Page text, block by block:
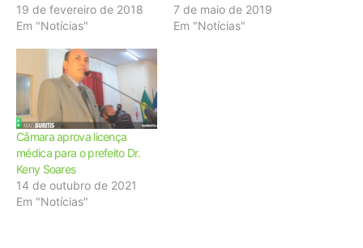
19 de fevereiro de 2018
Em "Notícias"
7 de maio de 2019
Em "Notícias"
Câmara aprova licença
médica para o prefeito Dr.
Keny Soares
14 de outubro de 2021
Em "Notícias"